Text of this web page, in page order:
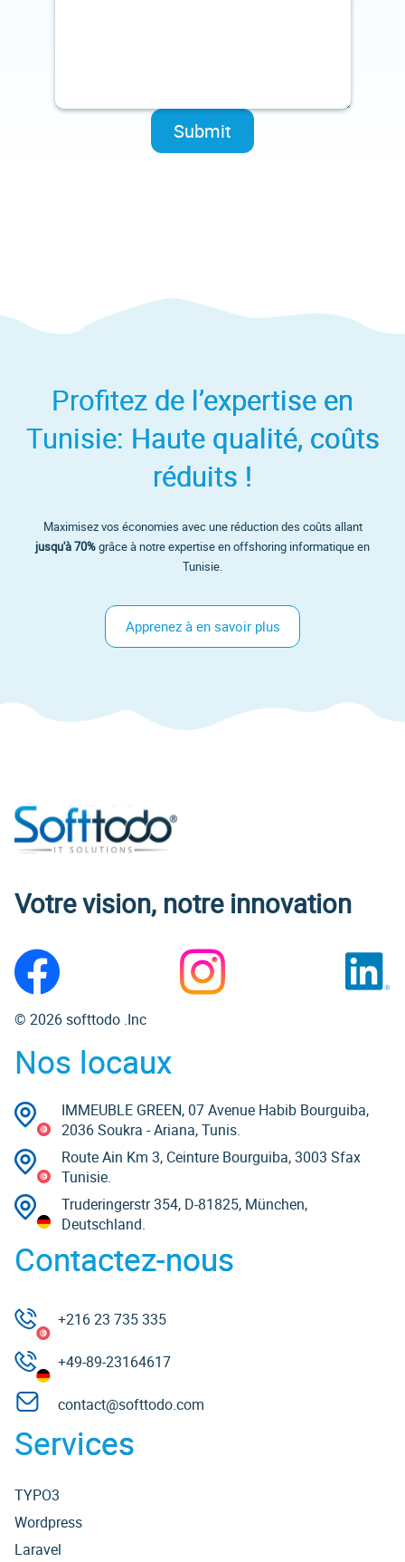
Submit
Profitez de l’expertise en
Tunisie: Haute qualité, coûts
réduits !
Maximisez vos économies avec une réduction des coûts allant
jusqu'à 70%grâce à notre expertise en offshoring informatique en
Tunisie.
Apprenez à en savoir plus
Votre vision, notre innovation
© 2026 softtodo .Inc
Nos locaux
IMMEUBLE GREEN, 07 Avenue Habib Bourguiba,
2036 Soukra - Ariana, Tunis.
Route Ain Km 3, Ceinture Bourguiba, 3003 Sfax
Tunisie.
Truderingerstr 354, D-81825, München,
Deutschland.
Contactez-nous
+216 23 735 335
+49-89-23164617
contact@softtodo.com
Services
TYPO3
Wordpress
Laravel